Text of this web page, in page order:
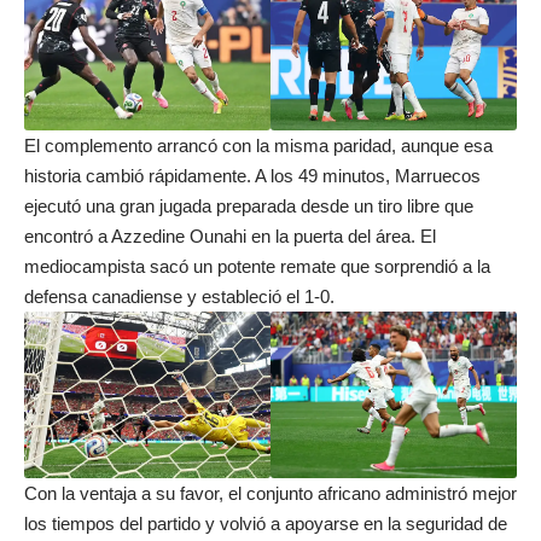
El complemento arrancó con la misma paridad, aunque esa
historia cambió rápidamente. A los 49 minutos, Marruecos
ejecutó una gran jugada preparada desde un tiro libre que
encontró a Azzedine Ounahi en la puerta del área. El
mediocampista sacó un potente remate que sorprendió a la
defensa canadiense y estableció el 1-0.
Con la ventaja a su favor, el conjunto africano administró mejor
los tiempos del partido y volvió a apoyarse en la seguridad de